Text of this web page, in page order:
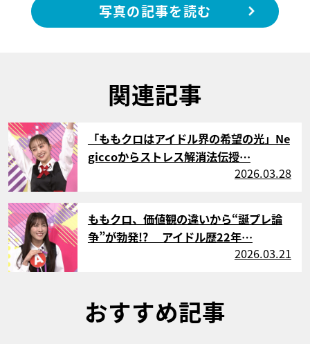
写真の記事を読む
関連記事
サムネイル
「ももクロはアイドル界の希望の光」Ne
giccoからストレス解消法伝授…
2026.03.28
サムネイル
ももクロ、価値観の違いから“誕プレ論
争”が勃発!? アイドル歴22年…
2026.03.21
おすすめ記事